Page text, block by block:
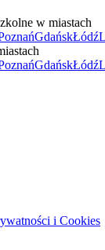
w miastach
GdańskŁódź
GdańskŁódź
i Cookies